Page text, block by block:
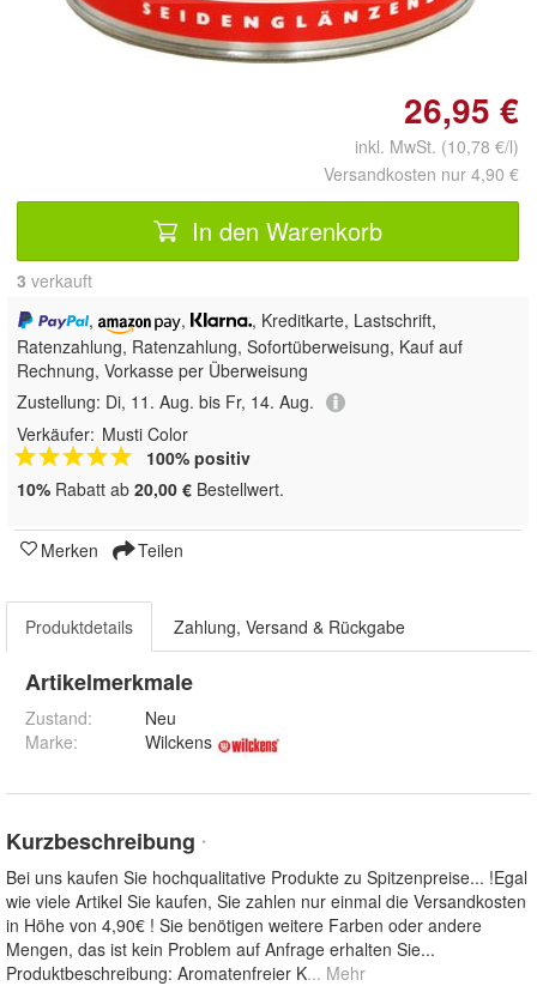
26,95 €
inkl. MwSt. (10,78 €/l)
Versandkosten nur 4,90 €
In den Warenkorb
3 verkauft
,
,
, Kreditkarte, Lastschrift,
Ratenzahlung, Ratenzahlung, Sofortüberweisung, Kauf auf
Rechnung, Vorkasse per Überweisung
Zustellung: Di, 11. Aug. bis Fr, 14. Aug.
Verkäufer: Musti Color
100% positiv
10% Rabatt ab 20,00 € Bestellwert.
Merken Teilen
Produktdetails Zahlung, Versand & Rückgabe
Artikelmerkmale
Zustand:
Neu
Marke:
Wilckens
Kurzbeschreibung *
Bei uns kaufen Sie hochqualitative Produkte zu Spitzenpreise... !Egal
wie viele Artikel Sie kaufen, Sie zahlen nur einmal die Versandkosten
in Höhe von 4,90€ ! Sie benötigen weitere Farben oder andere
Mengen, das ist kein Problem auf Anfrage erhalten Sie...
Produktbeschreibung: Aromatenfreier K... Mehr